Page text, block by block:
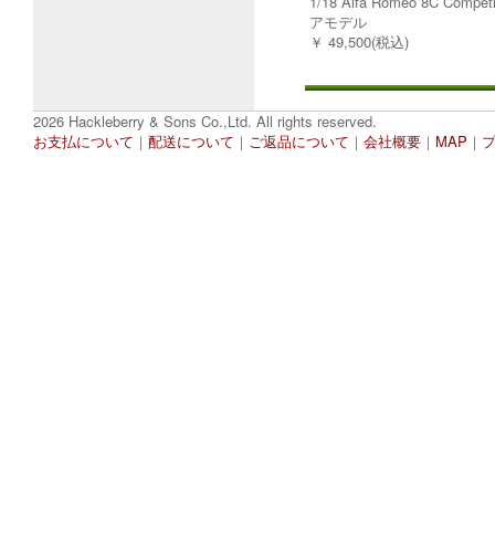
アモデル
￥ 49,500(税込)
2026 Hackleberry & Sons Co.,Ltd. All rights reserved.
お支払について ｜ 配送について ｜ ご返品について ｜ 会社概要 ｜ MAP ｜